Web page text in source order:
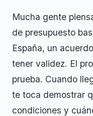
Mucha gente
de presupuesto
España, un
tener validez. El
prueba. Cuando
te toca demostrar
condiciones y